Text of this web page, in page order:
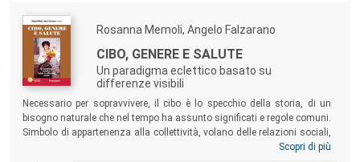
studio, con un’ottica multidisciplinare che affianca sociologia,
architettura, antropologia, urbanistica ed economia.
Rosanna Memoli, Angelo Falzarano
CIBO, GENERE E SALUTE
Un paradigma eclettico basato su
differenze visibili
Necessario per sopravvivere, il cibo è lo specchio della storia, di un
bisogno naturale che nel tempo ha assunto significati e regole comuni.
Simbolo di appartenenza alla collettività, volano delle relazioni sociali,
messaggero di valori che influiscono sulla reciprocità interindividuale,
Scopri di più